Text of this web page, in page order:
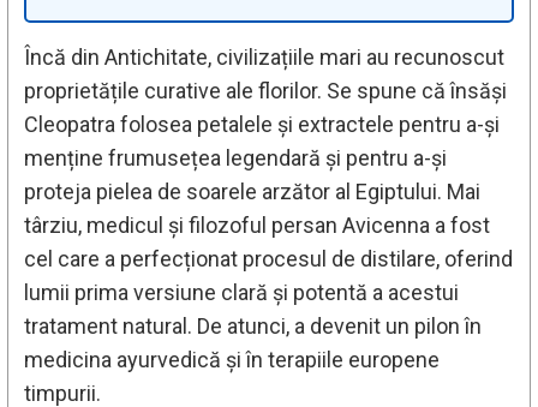
Încă din Antichitate, civilizațiile mari au recunoscut
proprietățile curative ale florilor. Se spune că însăși
Cleopatra folosea petalele și extractele pentru a-și
menține frumusețea legendară și pentru a-și
proteja pielea de soarele arzător al Egiptului. Mai
târziu, medicul și filozoful persan Avicenna a fost
cel care a perfecționat procesul de distilare, oferind
lumii prima versiune clară și potentă a acestui
tratament natural. De atunci, a devenit un pilon în
medicina ayurvedică și în terapiile europene
timpurii.